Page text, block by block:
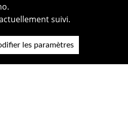
suivi.
les paramètres